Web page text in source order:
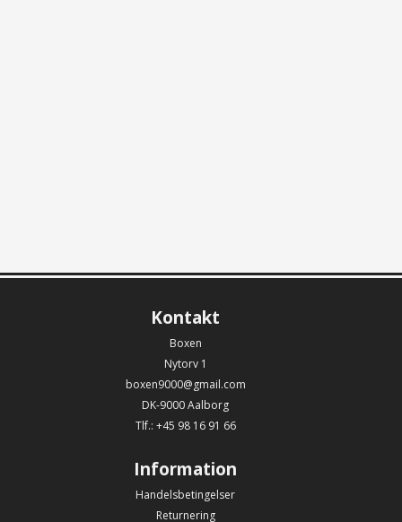
Kontakt
Boxen
Nytorv 1
boxen9000@gmail.com
DK-9000 Aalborg
Tlf.: +45 98 16 91 66
Information
Handelsbetingelser
Returnering